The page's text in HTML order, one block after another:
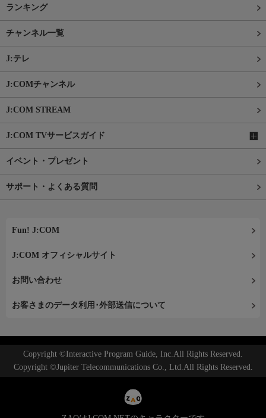
ランキング
チャンネル一覧
J:テレ
J:COMチャンネル
J:COM STREAM
J:COM TVサービスガイド
イベント・プレゼント
サポート・よくある質問
Fun! J:COM
J:COM オフィシャルサイト
お問い合わせ
お客さまのデータ利用･外部送信について
Copyright ©Interactive Program Guide, Inc.All Rights Reserved.
Copyright ©Jupiter Telecommunications Co., Ltd.All Rights Reserved.